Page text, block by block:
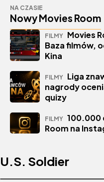
NA CZASIE
Nowy Movies Room
FILMY Movies
Baza filmów,
Kina
FILMY Liga
nagrody
quizy
FILMY 100.000
Room na
U.s. Soldier